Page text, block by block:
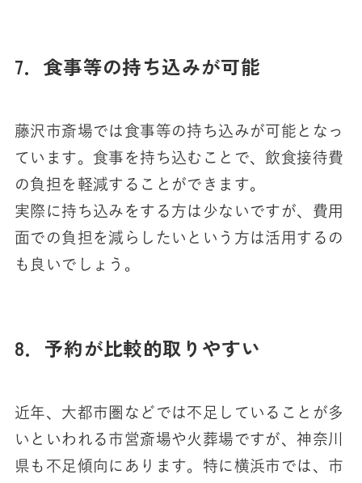
7．食事等の持ち込みが可能
藤沢市斎場では食事等の持ち込みが可能となっ
ています。食事を持ち込むことで、飲食接待費
の負担を軽減することができます。
実際に持ち込みをする方は少ないですが、費用
面での負担を減らしたいという方は活用するの
も良いでしょう。
8．予約が比較的取りやすい
近年、大都市圏などでは不足していることが多
いといわれる市営斎場や火葬場ですが、神奈川
県も不足傾向にあります。特に横浜市では、市